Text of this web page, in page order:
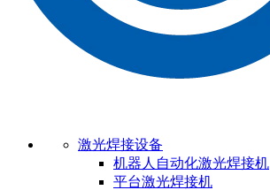
激光焊接设备
机器人自动化激光焊接机
平台激光焊接机